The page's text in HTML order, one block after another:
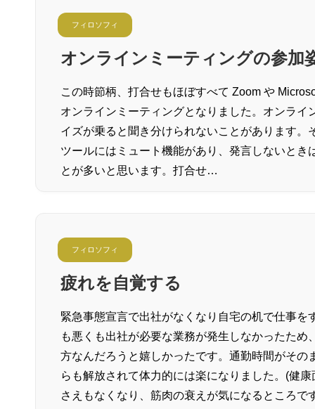
フィロソフィ
オンラインミーティングの参加
この時節柄、打合せもほぼすべて Zoom や
オンラインミーティングとなりました。オンラ
イズが乗ると聞き分けられないことがあります
ツールにはミュート機能があり、発言しないと
とが多いと思います。打合せ…
フィロソフィ
疲れを自覚する
緊急事態宣言で出社がなくなり自宅の机で仕事
も悪くも出社が必要な業務が発生しなかったた
方なんだろうと嬉しかったです。通勤時間がそ
らも解放されて体力的には楽になりました。(健
さえもなくなり、筋肉の衰えが気になるところで